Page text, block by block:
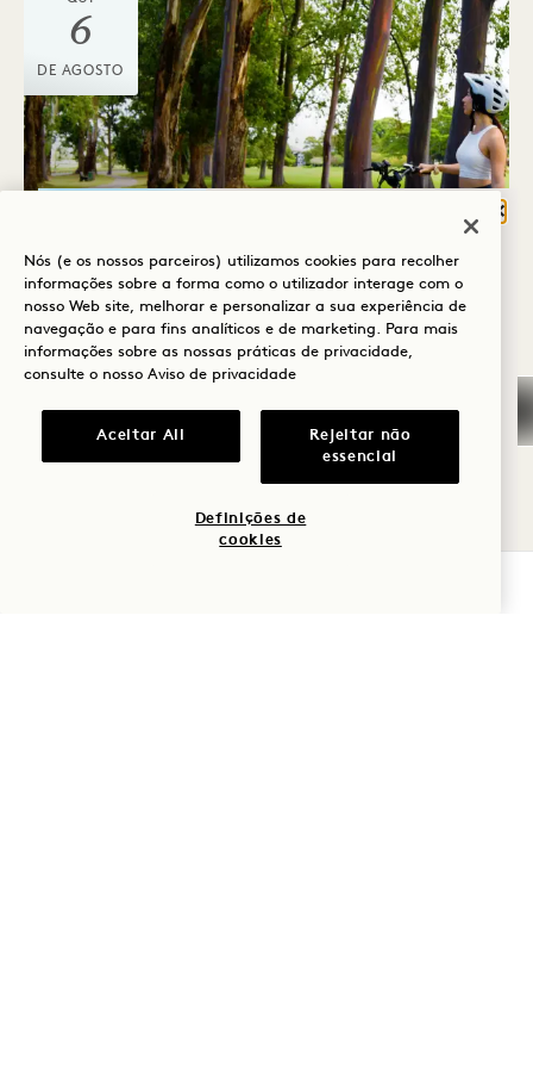
6
DE AGOSTO
Porte Cochere
PASSEIO DE BICICLETA
ELÉCTRICA EM KŪPONO
HANALEI BAY?
Bem-estar
Momentos em
Nós (e os nossos parceiros) utilizamos cookies para recolher
informações sobre a forma como o utilizador interage com o
nosso Web site, melhorar e personalizar a sua experiência de
navegação e para fins analíticos e de marketing. Para mais
informações sobre as nossas práticas de privacidade,
consulte o nosso Aviso de privacidade
Aceitar All
Rejeitar não
essencial
Definições de
cookies